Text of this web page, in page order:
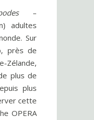
–
adultes
Sur
près de
Zélande,
plus de
plus
cette
OPERA